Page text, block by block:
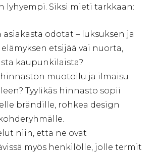
lyhyempi. Siksi mieti tarkkaan:
asiakasta odotat – luksuksen ja
etsijää vai nuorta,
kaupunkilaista?
muotoilu ja ilmaisu
Tyylikäs hinnasto sopii
brändille, rohkea design
niin, että ne ovat
myös henkilölle, jolle termit